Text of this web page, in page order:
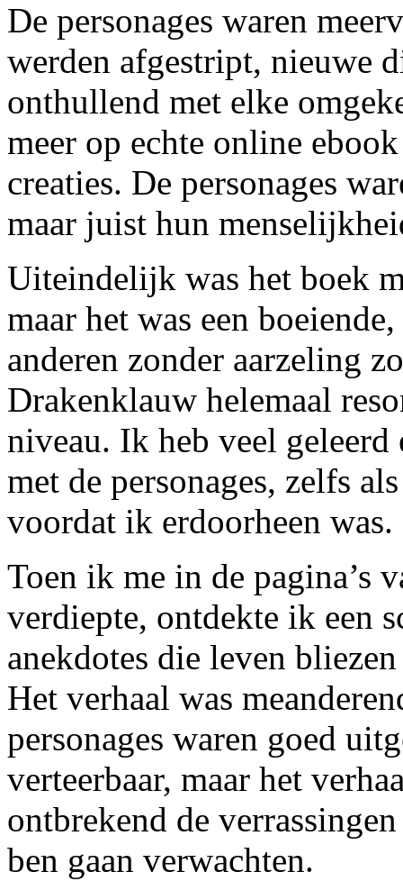
De personages waren
werden afgestript, nieuwe
onthullend met elke
meer op echte online
creaties. De personages
maar juist hun
Uiteindelijk was het boek
maar het was een
anderen zonder aarzeling
Drakenklauw helemaal
niveau. Ik heb veel
met de personages, zelfs
voordat ik erdoorheen was.
Toen ik me in de pagina’s
verdiepte, ontdekte ik een
anekdotes die leven
Het verhaal was
personages waren goed
verteerbaar, maar het
ontbrekend de
ben gaan verwachten.